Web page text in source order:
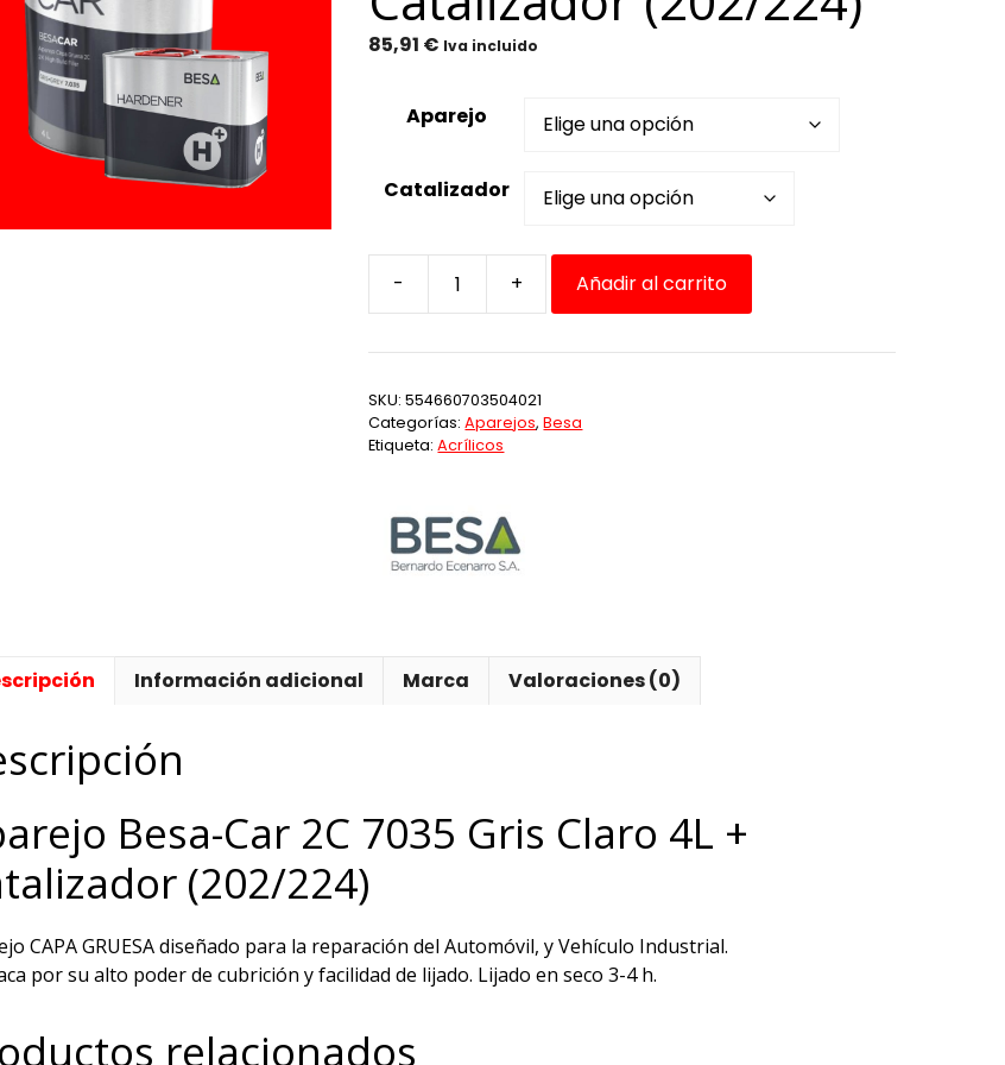
85,91 € Iva incluido
Aparejo
Catalizador
-
Car
7035
Gris
Catalizador
+ Añadir al carrito
SKU:554660703504021
Categorías:Aparejos,Besa
Etiqueta:Acrílicos
Información adicional Marca Valoraciones (0)
Besa-Car 2C 7035 Gris Claro 4L +
(202/224)
CAPA GRUESA diseñado para la reparación del Automóvil, y Vehículo Industrial.
por su alto poder de cubrición y facilidad de lijado. Lijado en seco 3-4 h.
relacionados